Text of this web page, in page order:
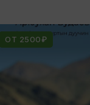
ОТ 2500₽